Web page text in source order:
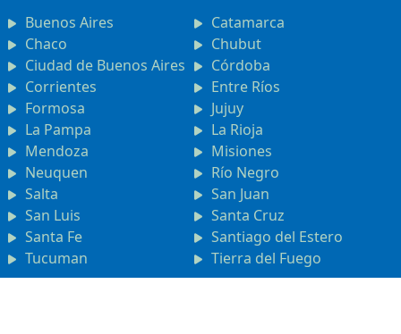
Buenos Aires
Catamarca
Chaco
Chubut
Ciudad de Buenos Aires
Córdoba
Corrientes
Entre Ríos
Formosa
Jujuy
La Pampa
La Rioja
Mendoza
Misiones
Neuquen
Río Negro
Salta
San Juan
San Luis
Santa Cruz
Santa Fe
Santiago del Estero
Tucuman
Tierra del Fuego